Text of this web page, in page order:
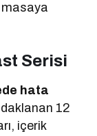
Serisi
hata
12
içerik